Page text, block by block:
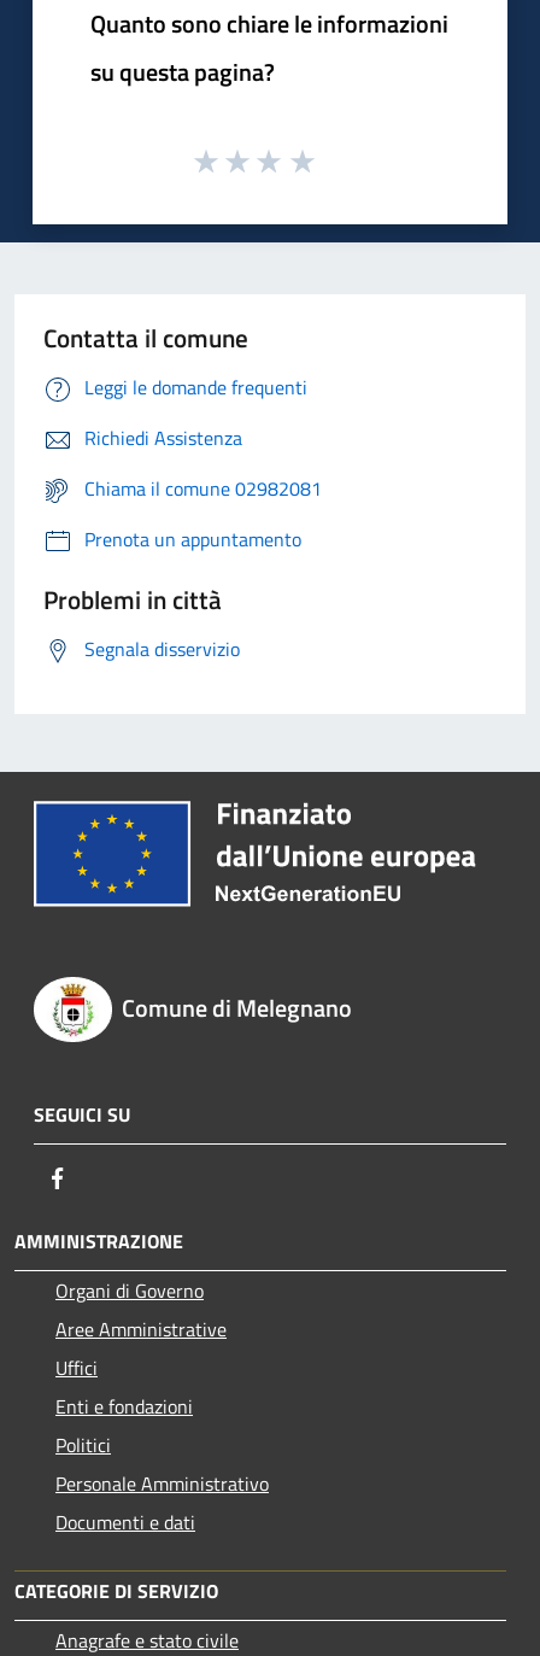
Quanto sono chiare le informazioni
su questa pagina?
Contatta il comune
Leggi le domande frequenti
Richiedi Assistenza
Chiama il comune 02982081
Prenota un appuntamento
Problemi in città
Segnala disservizio
Comune di Melegnano
SEGUICI SU
AMMINISTRAZIONE
Organi di Governo
Aree Amministrative
Uffici
Enti e fondazioni
Politici
Personale Amministrativo
Documenti e dati
CATEGORIE DI SERVIZIO
Anagrafe e stato civile